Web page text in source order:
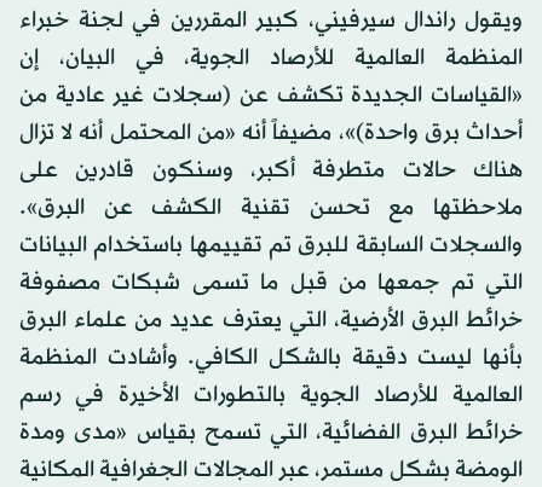
ويقول راندال سيرفيني، كبير المقررين في لجنة خبراء
المنظمة العالمية للأرصاد الجوية، في البيان، إن
«القياسات الجديدة تكشف عن (سجلات غير عادية من
أحداث برق واحدة)»، مضيفاً أنه «من المحتمل أنه لا تزال
هناك حالات متطرفة أكبر، وسنكون قادرين على
ملاحظتها مع تحسن تقنية الكشف عن البرق».
والسجلات السابقة للبرق تم تقييمها باستخدام البيانات
التي تم جمعها من قبل ما تسمى شبكات مصفوفة
خرائط البرق الأرضية، التي يعترف عديد من علماء البرق
بأنها ليست دقيقة بالشكل الكافي. وأشادت المنظمة
العالمية للأرصاد الجوية بالتطورات الأخيرة في رسم
خرائط البرق الفضائية، التي تسمح بقياس «مدى ومدة
الومضة بشكل مستمر، عبر المجالات الجغرافية المكانية